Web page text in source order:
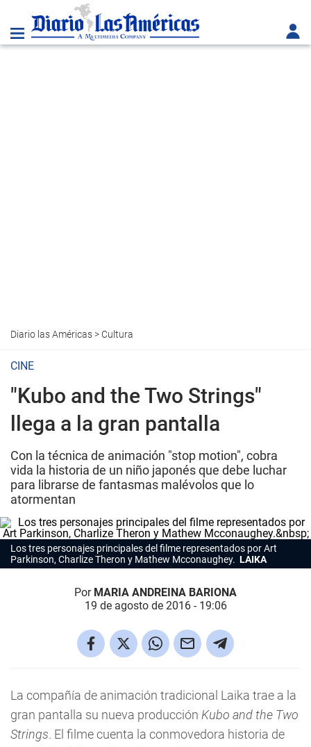
Diario las Américas> Cultura
CINE
"Kubo and the Two Strings"
llega a la gran pantalla
Con la técnica de animación "stop motion", cobra
vida la historia de un niño japonés que debe luchar
para librarse de fantasmas malévolos que lo
atormentan
Los tres personajes principales del filme representados por Art
Parkinson, Charlize Theron y Mathew Mcconaughey. LAIKA
Por MARIA ANDREINA BARIONA
19 de agosto de 2016 - 19:06
La compañía de animación tradicional Laika trae a la
gran pantalla su nueva producción Kubo and the Two
Strings. El filme cuenta la conmovedora historia de